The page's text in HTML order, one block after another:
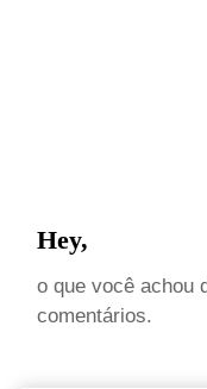
Hey,
o que você achou
comentários.